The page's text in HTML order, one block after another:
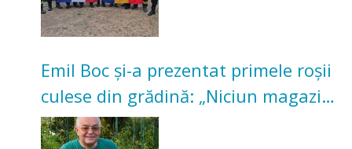
Emil Boc și-a prezentat primele roșii
culese din grădină: „Niciun magazin
nu poate oferi această satisfacție”